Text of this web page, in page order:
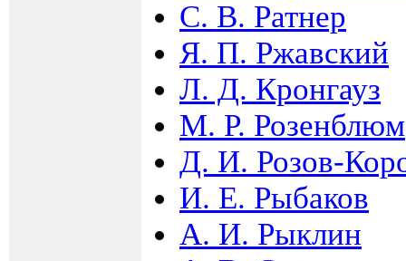
С. В. Ратнер
Я. П. Ржавский
Л. Д. Кронгауз
М. Р. Розенблюм
Д. И. Розов-
И. Е. Рыбаков
А. И. Рыклин